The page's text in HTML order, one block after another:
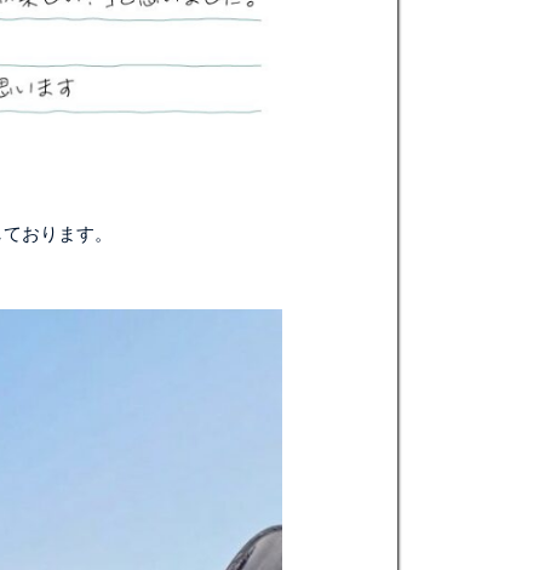
おります。